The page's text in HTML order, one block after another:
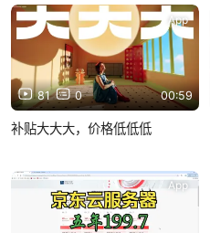
81 0 00:59
App
补贴大大大，价格低低低
App